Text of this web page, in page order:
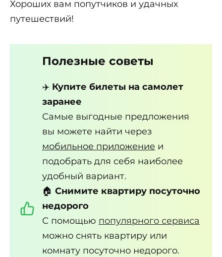
Хороших вам попутчиков и удачных
путешествий!
Полезные советы
✈️ Купите билеты на самолет
заранее
Самые выгодные предложения
вы можете найти через
мобильное приложение и
подобрать для себя наиболее
удобный вариант.
🏠 Снимите квартиру посуточно
недорого
С помощью популярного сервиса
можно снять квартиру или
комнату посуточно недорого.